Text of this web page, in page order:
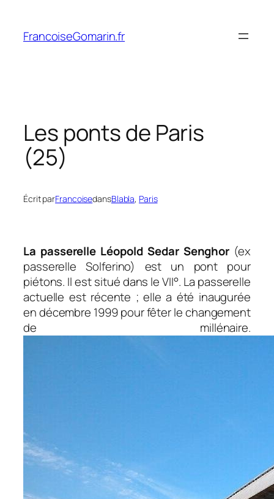
contenu
FrancoiseGomarin.fr
Les ponts de Paris
(25)
Écrit parFrancoisedansBlabla, Paris
La passerelle Léopold Sedar Senghor (ex
passerelle Solferino) est un pont pour
piétons. Il est situé dans le VII°. La passerelle
actuelle est récente ; elle a été inaugurée
en décembre 1999 pour fêter le changement
de millénaire.